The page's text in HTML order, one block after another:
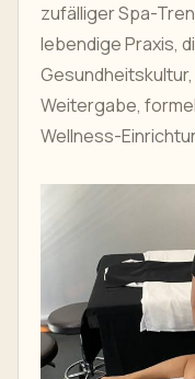
zufälliger Spa-
lebendige Praxis,
Weitergabe,
Wellness-